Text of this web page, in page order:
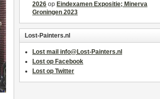
2026 op Eindexamen Expositie; Minerva
Groningen 2023
Lost-Painters.nl
Lost mail info@Lost-Painters.nl
Lost op Facebook
Lost op Twitter